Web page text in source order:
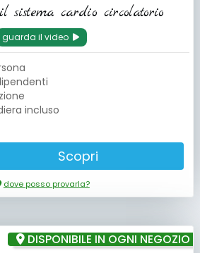
il sistema cardio circolatorio
guarda il video
incluso
Scopri
dove posso provarla?
DISPONIBILE IN OGNI NEGOZIO